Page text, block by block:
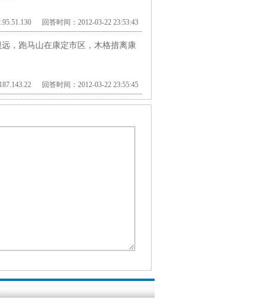
回答时间：2012-03-22 23:53:43
，跑马山在康定市区，木格措离康
回答时间：2012-03-22 23:55:45